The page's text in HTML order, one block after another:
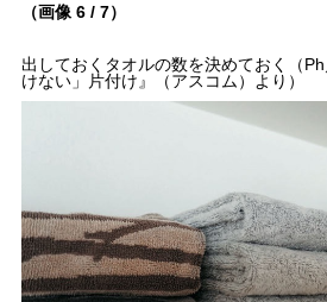
（画像 6 / 7）
出しておくタオルの数を決めておく（
けない」片付け』（アスコム）より）